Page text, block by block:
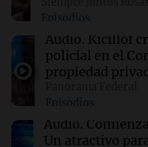
otros dos
09:41 La Mesa de Café
San Cayetano:
Episodios
Audio. Kicillof
policial en el
propiedad
Episodios
Audio.
Un atractivo